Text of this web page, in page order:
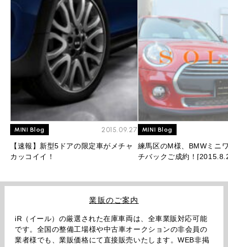
MINI Blog 2015.09.27
【速報】新型5ドアの限定車がメチャ
カッコイイ！
MINI Blog
練馬区のM様、BMWミニ
チバックご成約！
業販のご案内
iR（イール）の厳選された在庫車両は、全車業販対応可能
です。全国の整備工場様や中古車オークションの非会員の
業者様でも、業販価格にて直接販売いたします。WEB非掲